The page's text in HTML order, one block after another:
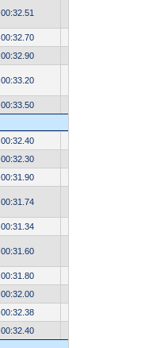
00:32.51
00:32.70
00:32.90
00:33.20
00:33.50
00:32.40
00:32.30
00:31.90
00:31.74
00:31.34
00:31.60
00:31.80
00:32.00
00:32.38
00:32.40